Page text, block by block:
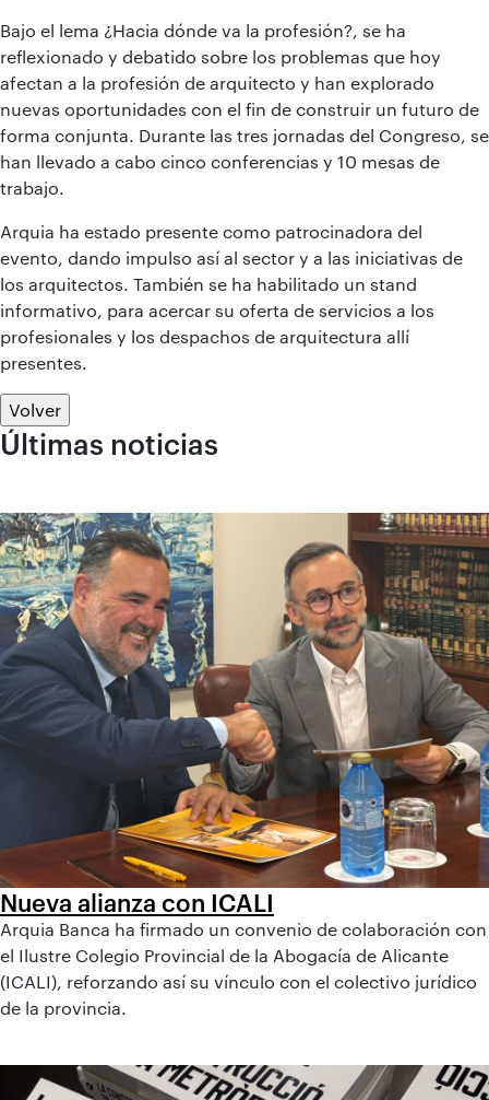
Bajo el lema ¿Hacia dónde va la profesión?, se ha
reflexionado y debatido sobre los problemas que hoy
afectan a la profesión de arquitecto y han explorado
nuevas oportunidades con el fin de construir un futuro de
forma conjunta. Durante las tres jornadas del Congreso, se
han llevado a cabo cinco conferencias y 10 mesas de
trabajo.
Arquia ha estado presente como patrocinadora del
evento, dando impulso así al sector y a las iniciativas de
los arquitectos. También se ha habilitado un stand
informativo, para acercar su oferta de servicios a los
profesionales y los despachos de arquitectura allí
presentes.
Volver
Últimas noticias
Nueva alianza con ICALI
Arquia Banca ha firmado un convenio de colaboración con
el Ilustre Colegio Provincial de la Abogacía de Alicante
(ICALI), reforzando así su vínculo con el colectivo jurídico
de la provincia.